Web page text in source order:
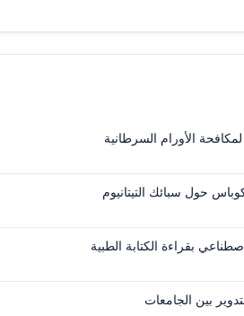
الأورام السرطانية
حول سبائك التيتانيوم
بقراءة الكتابة الطبية
بين الجامعات